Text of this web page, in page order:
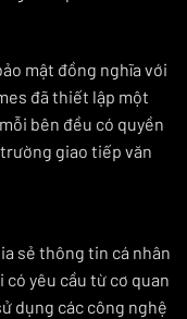
mật đồng nghĩa với
đã thiết lập một
bên đều có quyền
giao tiếp văn
sẻ thông tin cá nhân
yêu cầu từ cơ quan
dụng các công nghệ